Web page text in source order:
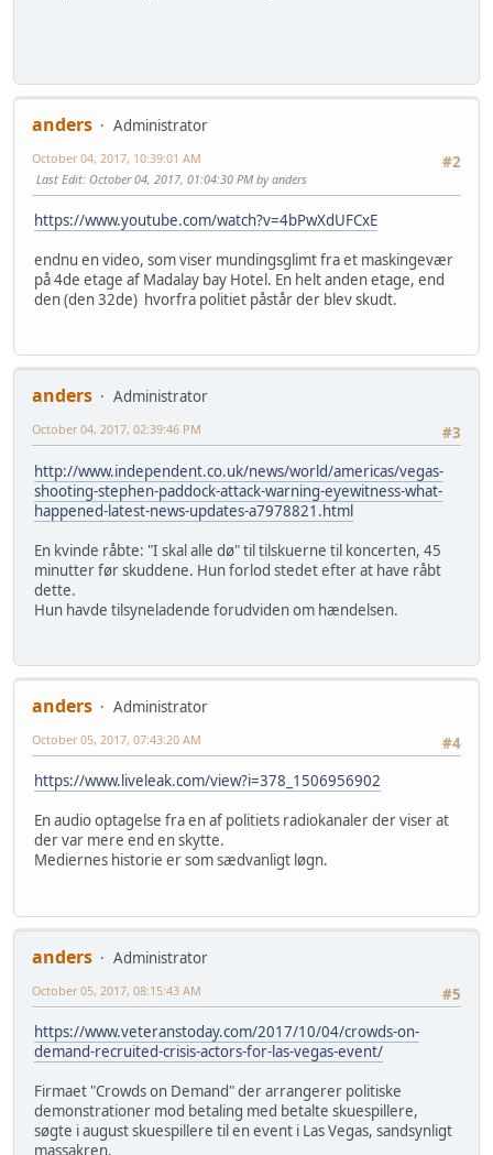
anders
Administrator
#2
October 04, 2017, 10:39:01 AM
Last Edit: October 04, 2017, 01:04:30 PM by anders
https://www.youtube.com/watch?v=4bPwXdUFCxE
endnu en video, som viser mundingsglimt fra et maskingevær
på 4de etage af Madalay bay Hotel. En helt anden etage, end
den (den 32de) hvorfra politiet påstår der blev skudt.
anders
Administrator
#3
October 04, 2017, 02:39:46 PM
http://www.independent.co.uk/news/world/americas/vegas-
shooting-stephen-paddock-attack-warning-eyewitness-what-
happened-latest-news-updates-a7978821.html
En kvinde råbte: "I skal alle dø" til tilskuerne til koncerten, 45
minutter før skuddene. Hun forlod stedet efter at have råbt
dette.
Hun havde tilsyneladende forudviden om hændelsen.
anders
Administrator
#4
October 05, 2017, 07:43:20 AM
https://www.liveleak.com/view?i=378_1506956902
En audio optagelse fra en af politiets radiokanaler der viser at
der var mere end en skytte.
Mediernes historie er som sædvanligt løgn.
anders
Administrator
#5
October 05, 2017, 08:15:43 AM
https://www.veteranstoday.com/2017/10/04/crowds-on-
demand-recruited-crisis-actors-for-las-vegas-event/
Firmaet "Crowds on Demand" der arrangerer politiske
demonstrationer mod betaling med betalte skuespillere,
søgte i august skuespillere til en event i Las Vegas, sandsynligt
massakren.